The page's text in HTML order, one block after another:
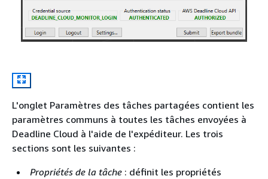
L'onglet Paramètres des tâches partagées contient les
paramètres communs à toutes les tâches envoyées à
Deadline Cloud à l'aide de l'expéditeur. Les trois
sections sont les suivantes :
Propriétés de la tâche : définit les propriétés